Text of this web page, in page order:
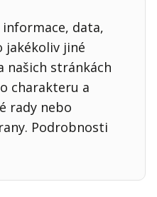
data,
jakékoliv jiné
našich stránkách
charakteru a
rady nebo
Podrobnosti